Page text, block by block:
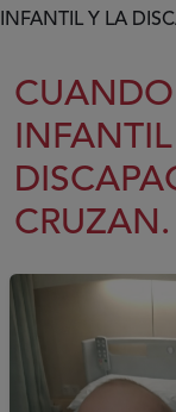
INFANTIL Y LA
CRUZAN.